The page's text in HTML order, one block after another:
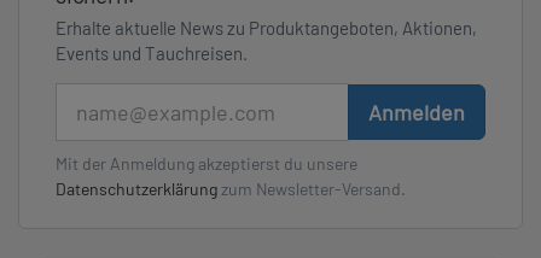
Erhalte aktuelle News zu Produktangeboten, Aktionen,
Events und Tauchreisen.
Anmelden
Mit der Anmeldung akzeptierst du unsere
Datenschutzerklärung zum Newsletter-Versand.